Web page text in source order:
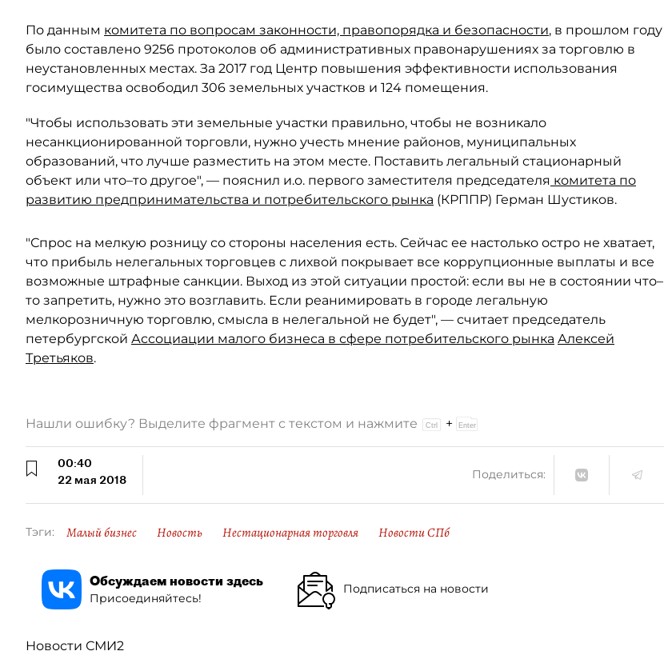
По данным комитета по вопросам законности, правопорядка и безопасности, в прошлом году
было составлено 9256 протоколов об административных правонарушениях за торговлю в
неустановленных местах. За 2017 год Центр повышения эффективности использования
госимущества освободил 306 земельных участков и 124 помещения.
"Чтобы использовать эти земельные участки правильно, чтобы не возникало
несанкционированной торговли, нужно учесть мнение районов, муниципальных
образований, что лучше разместить на этом месте. Поставить легальный стационарный
объект или что–то другое", — пояснил и.о. первого заместителя председателя комитета по
развитию предпринимательства и потребительского рынка (КРППР) Герман Шустиков.
"Спрос на мелкую розницу со стороны населения есть. Сейчас ее настолько остро не хватает,
что прибыль нелегальных торговцев с лихвой покрывает все коррупционные выплаты и все
возможные штрафные санкции. Выход из этой ситуации простой: если вы не в состоянии что–
то запретить, нужно это возглавить. Если реанимировать в городе легальную
мелкорозничную торговлю, смысла в нелегальной не будет", — считает председатель
петербургской Ассоциации малого бизнеса в сфере потребительского рынка Алексей
Третьяков.
Нашли ошибку? Выделите фрагмент с текстом и нажмите +
00:40
22 мая 2018
Поделиться:
Тэги: Малый бизнес Новость Нестационарная торговля Новости СПб
Обсуждаем новости здесь
Присоединяйтесь!
Подписаться на новости
Новости СМИ2